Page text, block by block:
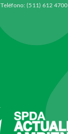
Teléfono: (511) 612 4700